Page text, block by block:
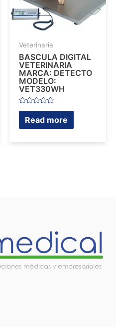
Veterinaria
BASCULA DIGITAL
VETERINARIA
MARCA: DETECTO
MODELO:
VET330WH
Rated
out
of
Read more